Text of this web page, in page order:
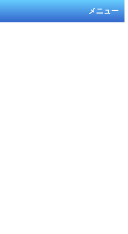
メニュー